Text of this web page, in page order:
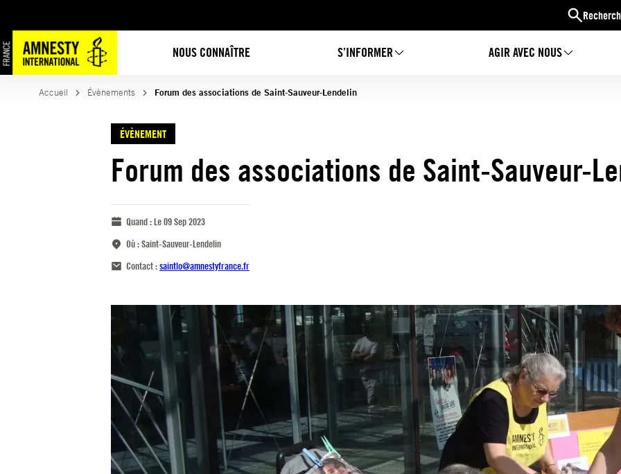
NOUS CONNAÎTRE S’INFORMER AGIR AVEC NOUS
Accueil Évènements Forum des associations de Saint-Sauveur-Lendelin
ÉVÈNEMENT
Forum des associations de Saint-Sauveur-
Quand :Le 09 Sep 2023
Où :Saint-Sauveur-Lendelin
Contact :saintlo@amnestyfrance.fr